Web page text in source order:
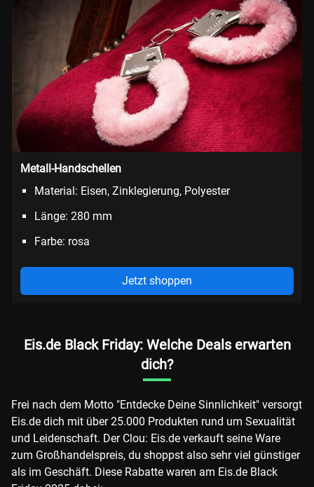
Metall-Handschellen
Material: Eisen, Zinklegierung, Polyester
Länge: 280 mm
Farbe: rosa
Jetzt shoppen
Eis.de Black Friday: Welche Deals erwarten
dich?
Frei nach dem Motto "Entdecke Deine Sinnlichkeit" versorgt
Eis.de dich mit über 25.000 Produkten rund um Sexualität
und Leidenschaft. Der Clou: Eis.de verkauft seine Ware
zum Großhandelspreis, du shoppst also sehr viel günstiger
als im Geschäft. Diese Rabatte waren am Eis.de Black